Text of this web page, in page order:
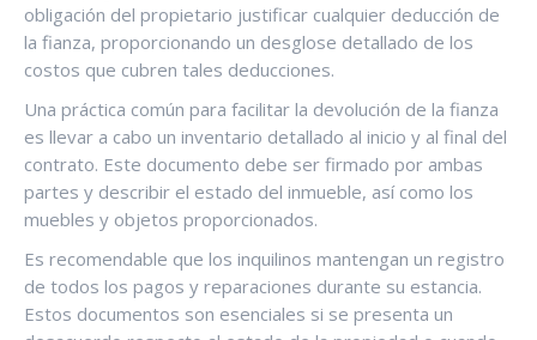
obligación del propietario justificar cualquier deducción de
la fianza, proporcionando un desglose detallado de los
costos que cubren tales deducciones.
Una práctica común para facilitar la devolución de la fianza
es llevar a cabo un inventario detallado al inicio y al final del
contrato. Este documento debe ser firmado por ambas
partes y describir el estado del inmueble, así como los
muebles y objetos proporcionados.
Es recomendable que los inquilinos mantengan un registro
de todos los pagos y reparaciones durante su estancia.
Estos documentos son esenciales si se presenta un